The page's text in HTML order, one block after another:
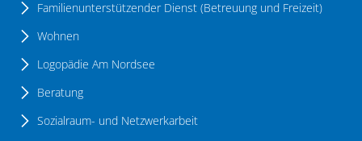
Familienunterstützender Dienst (Betreuung und Freizeit)
Wohnen
Logopädie Am Nordsee
Beratung
Sozialraum- und Netzwerkarbeit